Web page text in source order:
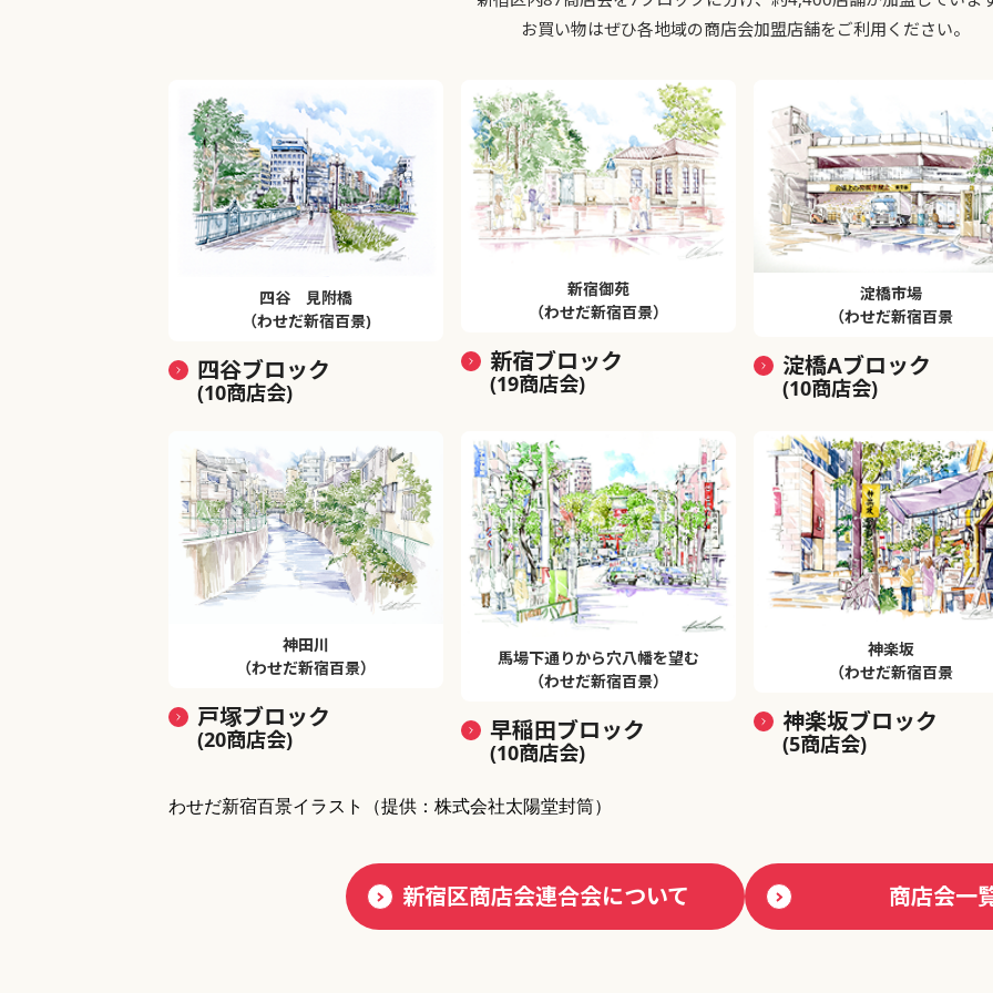
お買い物はぜひ各地域の商店会加盟店舗をご利用ください。
四谷 見附橋
（わせだ新宿百景)
四谷ブロック
(10商店会)
新宿御苑
（わせだ新宿百景）
新宿ブロック
(19商店会)
淀橋市場
（わせだ新宿百景
淀橋Aブロック
(10商店会)
神田川
（わせだ新宿百景）
戸塚ブロック
(20商店会)
馬場下通りから穴八幡を望む
（わせだ新宿百景）
早稲田ブロック
(10商店会)
神楽坂
（わせだ新宿百景
神楽坂ブロック
(5商店会)
わせだ新宿百景イラスト （提供：株式会社太陽堂封筒）
新宿区商店会連合会について 商店会一